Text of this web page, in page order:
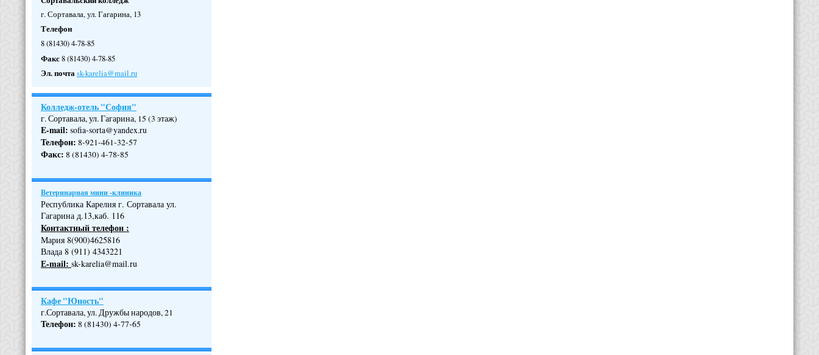
г. Сортавала, ул. Гагарина, 13
Телефон
8 (81430) 4-78-85
Факс8 (81430) 4-78-85
Эл. почтаsk-karelia@mail.ru
Колледж-отель "София"
г. Сортавала, ул. Гагарина, 15 (3 этаж)
E-mail: sofia-sorta@yandex.ru
Телефон: 8-921-461-32-57
Факс: 8 (81430) 4-78-85
Ветеринарная мини -клиника
Республика Карелия г. Сортавала ул.
Гагарина д.13,каб. 116
Контактный телефон :
Мария 8(900)4625816
Влада 8 (911) 4343221
Е-mail: sk-karelia@mail.ru
Кафе "Юность"
г.Сортавала, ул. Дружбы народов, 21
Телефон: 8 (81430) 4-77-65